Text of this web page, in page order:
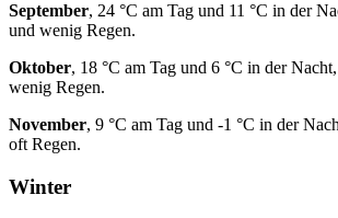
September, 24 °C am Tag und 11 °C in der
und wenig Regen.
Oktober, 18 °C am Tag und 6 °C in der
wenig Regen.
November, 9 °C am Tag und -1 °C in der
oft Regen.
Winter